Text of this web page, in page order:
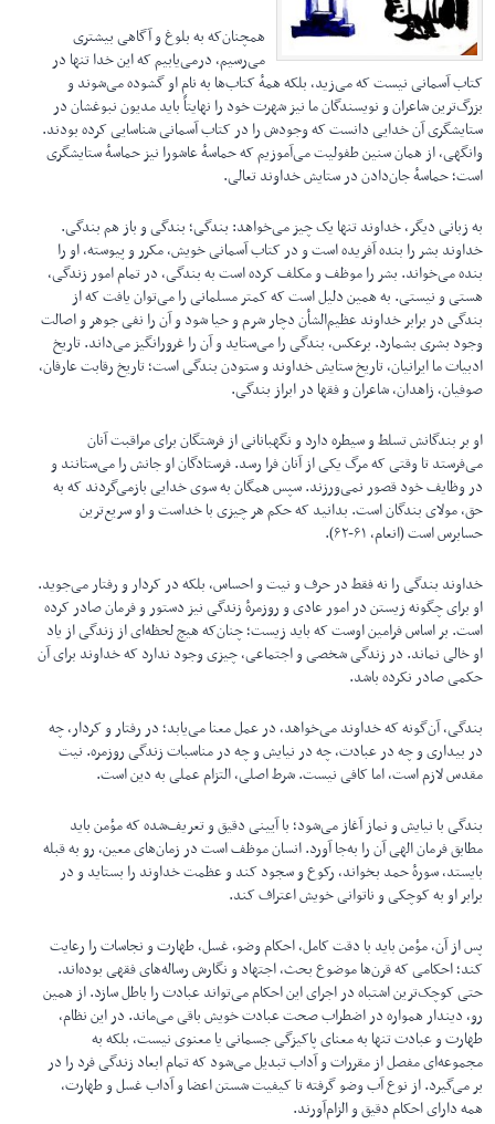
همچنان‌که به بلوغ و آگاهی بیشتری
می‌رسیم، درمی‌یابیم که این خدا تنها در
کتاب آسمانی نیست که می‌زید، بلکه همهٔ کتاب‌ها به نام او گشوده می‌شوند و
بزرگ‌ترین شاعران و نویسندگان ما نیز شهرت خود را نهایتاً باید مدیون نبوغشان در
ستایشگری آن خدایی دانست که وجودش را در کتاب آسمانی شناسایی کرده بودند.
وانگهی، از همان سنین طفولیت می‌آموزیم که حماسهٔ عاشورا نیز حماسهٔ ستایشگری
است؛ حماسهٔ جان‌دادن در ستایش خداوند تعالی.
به زبانی دیگر، خداوند تنها یک چیز می‌خواهد: بندگی؛ بندگی و باز هم بندگی.
خداوند بشر را بنده آفریده است و در کتاب آسمانی خویش، مکرر و پیوسته، او را
بنده می‌خواند. بشر را موظف و مکلف کرده است به بندگی، در تمام امور زندگی،
هستی و نیستی. به همین دلیل است که کمتر مسلمانی را می‌توان یافت که از
بندگی در برابر خداوند عظیم‌الشأن دچار شرم و حیا شود و آن را نفی جوهر و اصالت
وجود بشری بشمارد. برعکس، بندگی را می‌ستاید و آن را غرورانگیز می‌داند. تاریخ
ادبیات ما ایرانیان، تاریخ ستایش خداوند و ستودن بندگی است؛ تاریخ رقابت عارفان،
صوفیان، زاهدان، شاعران و فقها در ابراز بندگی.
او بر بندگانش تسلط و سیطره دارد و نگهبانانی از فرشتگان برای مراقبت آنان
می‌فرستد تا وقتی که مرگ یکی از آنان فرا رسد. فرستادگان او جانش را می‌ستانند و
در وظایف خود قصور نمی‌ورزند. سپس همگان به سوی خدایی بازمی‌گردند که به
حق، مولای بندگان است. بدانید که حکم هر چیزی با خداست و او سریع‌ترین
حسابرس است (انعام، ۶۱-۶۲).
خداوند بندگی را نه فقط در حرف و نیت و احساس، بلکه در کردار و رفتار می‌جوید.
او برای چگونه زیستن در امور عادی و روزمرهٔ زندگی نیز دستور و فرمان صادر کرده
است. بر اساس فرامین اوست که باید زیست؛ چنان‌که هیچ لحظه‌ای از زندگی از یاد
او خالی نماند. در زندگی شخصی و اجتماعی، چیزی وجود ندارد که خداوند برای آن
حکمی صادر نکرده باشد.
بندگی، آن‌گونه که خداوند می‌خواهد، در عمل معنا می‌یابد؛ در رفتار و کردار، چه
در بیداری و چه در عبادت، چه در نیایش و چه در مناسبات زندگی روزمره. نیت
مقدس لازم است، اما کافی نیست. شرط اصلی، التزام عملی به دین است.
بندگی با نیایش و نماز آغاز می‌شود؛ با آیینی دقیق و تعریف‌شده که مؤمن باید
مطابق فرمان الهی آن را به‌جا آورد. انسان موظف است در زمان‌های معین، رو به قبله
بایستد، سورهٔ حمد بخواند، رکوع و سجود کند و عظمت خداوند را بستاید و در
برابر او به کوچکی و ناتوانی خویش اعتراف کند.
پس از آن، مؤمن باید با دقت کامل، احکام وضو، غسل، طهارت و نجاسات را رعایت
کند؛ احکامی که قرن‌ها موضوع بحث، اجتهاد و نگارش رساله‌های فقهی بوده‌اند.
حتی کوچک‌ترین اشتباه در اجرای این احکام می‌تواند عبادت را باطل سازد. از همین
رو، دیندار همواره در اضطراب صحت عبادت خویش باقی می‌ماند. در این نظام،
طهارت و عبادت تنها به معنای پاکیزگی جسمانی یا معنوی نیست، بلکه به
مجموعه‌ای مفصل از مقررات و آداب تبدیل می‌شود که تمام ابعاد زندگی فرد را در
بر می‌گیرد. از نوع آب وضو گرفته تا کیفیت شستن اعضا و آداب غسل و طهارت،
همه دارای احکام دقیق و الزام‌آورند.